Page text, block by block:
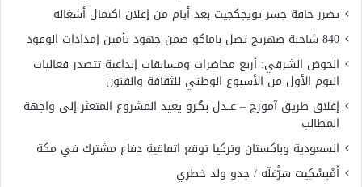
تضرر حافة جسر تويجكجيت بعد أيام من إعلان اكتمال أشغاله
840 شاحنة صهريج تصل باماكو ضمن جهود تأمين إمدادات الوقود
الحوض الشرقي: أربع محاضرات ومسابقات إبداعية تتصدر فعاليات
اليوم الأول من الأسبوع الوطني للثقافة والفنون
إغلاق طريق آمورج – عــدل بگـرو يعيد المشروع المتعثر إلى واجهة
المطالب
السعودية وباكستان وتركيا توقع اتفاقية دفاع مشترك في مكة
أَمْبسْكِيت سَرّْغلّه / جدو ولد خطري